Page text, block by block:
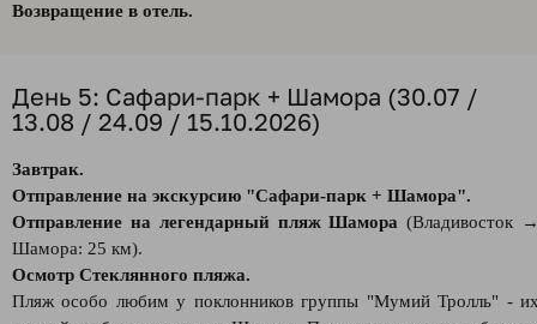
Возвращение в отель.
День 5: Сафари-парк + Шамора (30.07 /
13.08 / 24.09 / 15.10.2026)
Завтрак.
Отправление на экскурсию "Сафари-парк + Шамора".
Отправление на легендарный пляж Шамора (Владивосток
Шамора: 25 км).
Осмотр Стеклянного пляжа.
Пляж особо любим у поклонников группы "Мумий Тролль" -